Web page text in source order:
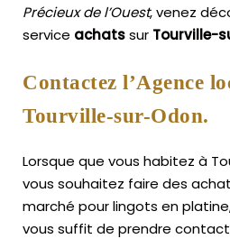
Précieux de l’Ouest, venez
service achatssur Tourville-
Contactez l’Agence
Tourville-sur-Odon.
Lorsque que vous habitez à
vous souhaitez faire des
marché pour lingots en
vous suffit de prendre